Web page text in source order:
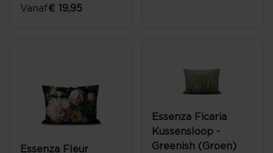
Vanaf€ 19,95
Essenza Fleur
Essenza Ficaria
Kussensloop -
Greenish (Groen)